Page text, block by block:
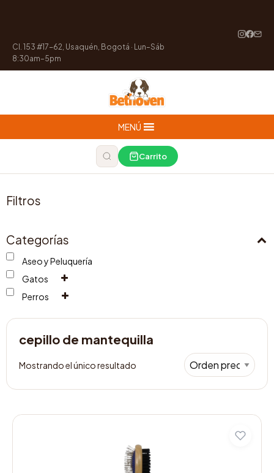
Cl. 153 #17-62, Usaquén, Bogotá · Lun–Sáb
8:30am–5pm
MENÚ
Carrito
Filtros
Categorías
Aseo y Peluquería
Gatos
Perros
cepillo de mantequilla
Mostrando el único resultado